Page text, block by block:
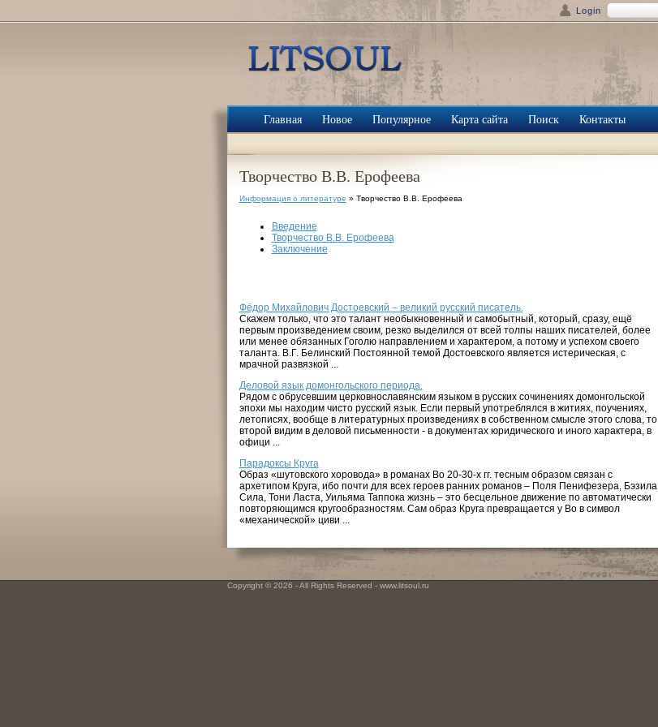
Login
Главная Новое Популярное Карта сайта Поиск Контакты
Творчество В.В. Ерофеева
Информация о литературе » Творчество В.В. Ерофеева
Введение
Творчество В.В. Ерофеева
Заключение
Фёдор Михайлович Достоевский – великий русский писатель.
Скажем только, что это талант необыкновенный и самобытный, который, сразу, ещё
первым произведением своим, резко выделился от всей толпы наших писателей, более
или менее обязанных Гоголю направлением и характером, а потому и успехом своего
таланта. В.Г. Белинский Постоянной темой Достоевского является истерическая, с
мрачной развязкой ...
Деловой язык домонгольского периода.
Рядом с обрусевшим церковнославянским языком в русских сочинениях домонгольской
эпохи мы находим чисто русский язык. Если первый употреблялся в житиях, поучениях,
летописях, вообще в литературных произведениях в собственном смысле этого слова, то
второй видим в деловой письменности - в документах юридического и иного характера, в
офици ...
Парадоксы Круга
Образ «шутовского хоровода» в романах Во 20-30-х гг. тесным образом связан с
архетипом Круга, ибо почти для всех героев ранних романов – Поля Пенифезера, Бэзила
Сила, Тони Ласта, Уильяма Таппока жизнь – это бесцельное движение по автоматически
повторяющимся кругообразностям. Сам образ Круга превращается у Во в символ
«механической» циви ...
Copyright © 2026 - All Rights Reserved - www.litsoul.ru